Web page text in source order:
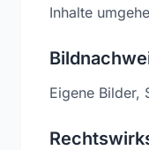
Inhalte
Eigene Bilder,